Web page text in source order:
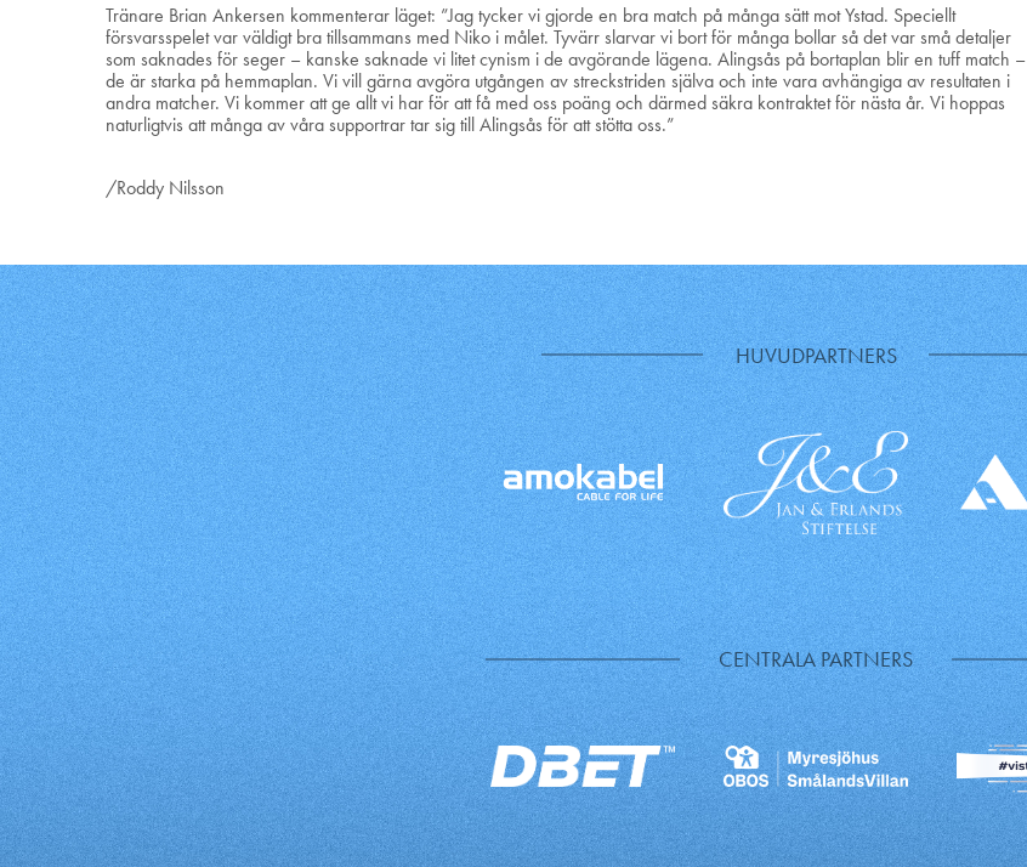
Tränare Brian Ankersen kommenterar läget: ”Jag tycker vi gjorde en bra match på många sätt mot Ystad. Speciellt
försvarsspelet var väldigt bra tillsammans med Niko i målet. Tyvärr slarvar vi bort för många bollar så det var små detaljer
som saknades för seger – kanske saknade vi litet cynism i de avgörande lägena. Alingsås på bortaplan blir en tuff match –
de är starka på hemmaplan. Vi vill gärna avgöra utgången av streckstriden själva och inte vara avhängiga av resultaten i
andra matcher. Vi kommer att ge allt vi har för att få med oss poäng och därmed säkra kontraktet för nästa år. Vi hoppas
naturligtvis att många av våra supportrar tar sig till Alingsås för att stötta oss.”
/Roddy Nilsson
HUVUDPARTNERS
CENTRALA PARTNERS